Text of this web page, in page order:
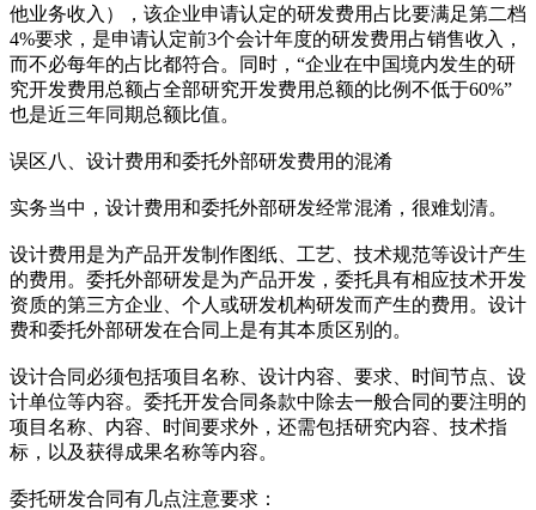
他业务收入），该企业申请认定的研发费用占比要满足第二档
4%要求，是申请认定前3个会计年度的研发费用占销售收入，
而不必每年的占比都符合。同时，“企业在中国境内发生的研
究开发费用总额占全部研究开发费用总额的比例不低于60%”
也是近三年同期总额比值。
误区八、设计费用和委托外部研发费用的混淆
实务当中，设计费用和委托外部研发经常混淆，很难划清。
设计费用是为产品开发制作图纸、工艺、技术规范等设计产生
的费用。委托外部研发是为产品开发，委托具有相应技术开发
资质的第三方企业、个人或研发机构研发而产生的费用。设计
费和委托外部研发在合同上是有其本质区别的。
设计合同必须包括项目名称、设计内容、要求、时间节点、设
计单位等内容。委托开发合同条款中除去一般合同的要注明的
项目名称、内容、时间要求外，还需包括研究内容、技术指
标，以及获得成果名称等内容。
委托研发合同有几点注意要求：